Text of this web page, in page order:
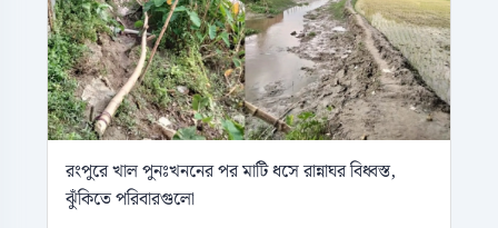
রংপুরে খাল পুনঃখননের পর মাটি ধসে রান্নাঘর বিধ্বস্ত,
ঝুঁকিতে পরিবারগুলো